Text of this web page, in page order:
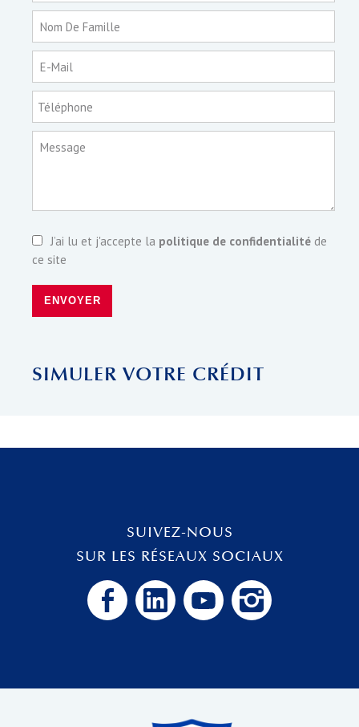
Nom De Famille
E-Mail
Téléphone
Message
J’ai lu et j'accepte la politique de confidentialité de
ce site
ENVOYER
SIMULER VOTRE CRÉDIT
SUIVEZ-NOUS
SUR LES RÉSEAUX SOCIAUX